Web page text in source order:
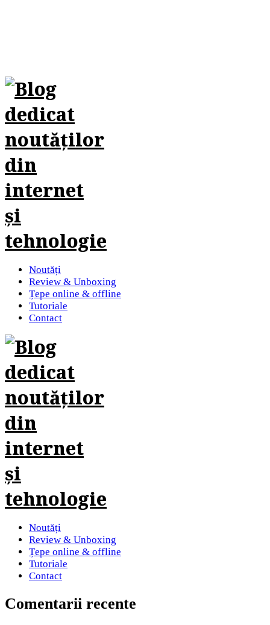
Noutăți
Review & Unboxing
Țepe online & offline
Tutoriale
Contact
Noutăți
Review & Unboxing
Țepe online & offline
Tutoriale
Contact
Comentarii recente